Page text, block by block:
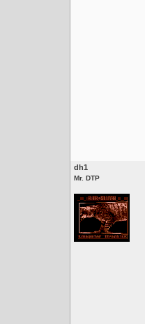
dh1
Mr. DTP